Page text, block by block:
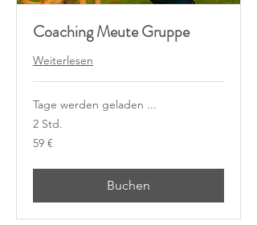
Coaching Meute Gruppe
Weiterlesen
Tage werden geladen ...
2 Std.
59
Euro
59 €
Buchen